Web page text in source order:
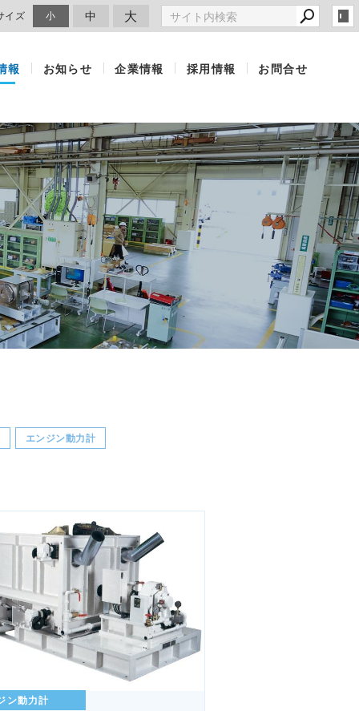
イズ 小 中 大
報 お知らせ 企業情報 採用情報 お問合せ
エンジン動力計
ン動力計